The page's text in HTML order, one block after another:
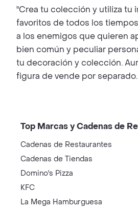
"Crea tu colección y utiliza tu
favoritos de todos los
a los enemigos que quieren
bien común y peculiar
tu decoración y colección.
figura de vende por
Top Marcas y Cadenas de
Cadenas de Restaurantes
Cadenas de Tiendas
Domino's Pizza
KFC
La Mega Hamburguesa